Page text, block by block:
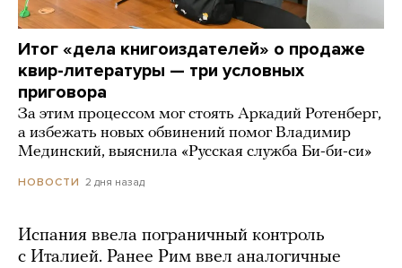
Итог «дела книгоиздателей» о продаже
квир-литературы — три условных
приговора
За этим процессом мог стоять Аркадий Ротенберг,
а избежать новых обвинений помог Владимир
Мединский, выяснила «Русская служба Би-би-си»
НОВОСТИ 2 дня назад
Испания ввела пограничный контроль
с Италией. Ранее Рим ввел аналогичные